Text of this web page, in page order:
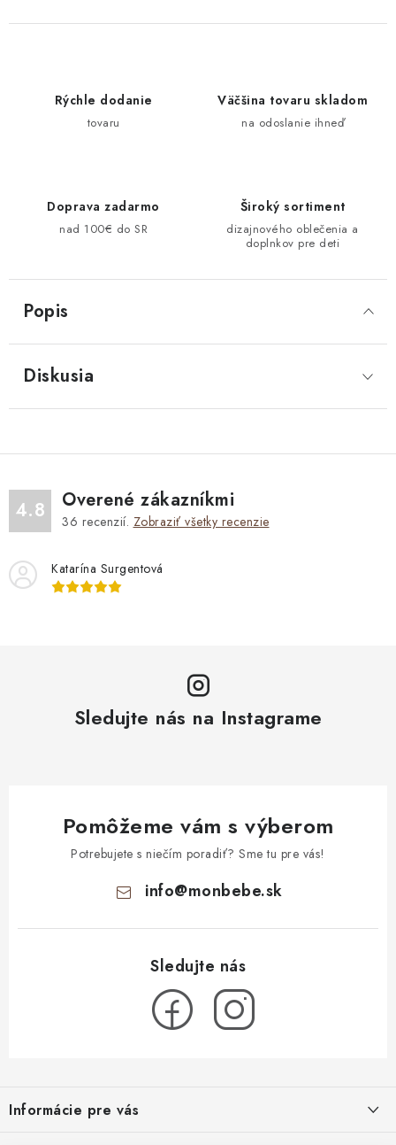
Rýchle dodanie
tovaru
Väčšina tovaru skladom
na odoslanie ihneď
Doprava zadarmo
nad 100€ do SR
Široký sortiment
dizajnového oblečenia a
doplnkov pre deti
Popis
Diskusia
4.8 Overené zákazníkmi
36 recenzií. Zobraziť všetky recenzie
Katarína Surgentová
Sledujte nás na Instagrame
Pomôžeme vám s výberom
Potrebujete s niečím poradiť? Sme tu pre vás!
info@monbebe.sk
pInformácie pre vás